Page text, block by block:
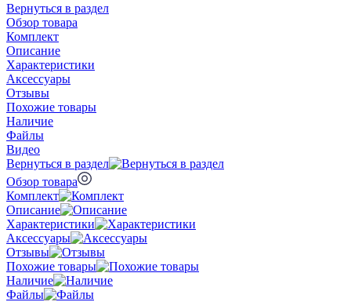
Вернуться в раздел
Обзор товара
Комплект
Описание
Характеристики
Аксессуары
Отзывы
Похожие товары
Наличие
Файлы
Видео
Вернуться в раздел
Обзор товара
Комплект
Описание
Характеристики
Аксессуары
Отзывы
Похожие товары
Наличие
Файлы